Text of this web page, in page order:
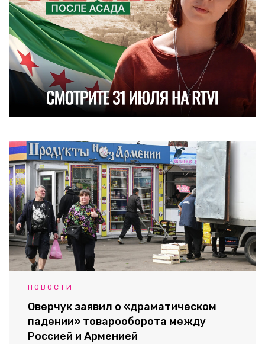
НОВОСТИ
Оверчук заявил о «драматическом
падении» товарооборота между
Россией и Арменией